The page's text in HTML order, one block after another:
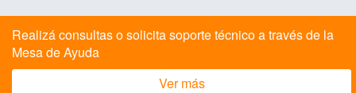
Realizá consultas o solicita soporte técnico a través de la
Mesa de Ayuda
Ver más